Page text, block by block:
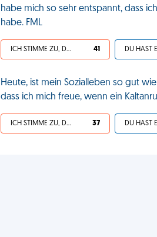
habe mich so sehr entspannt, dass
habe. FML
ICH STIMME ZU, DEIN LEBEN IST SCHEISSE 41
Heute, ist mein Sozialleben so gut
dass ich mich freue, wenn ein
ICH STIMME ZU, DEIN LEBEN IST SCHEISSE 37